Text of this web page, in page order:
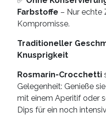
Farbstoffe – Nur echte
Kompromisse.
Traditioneller
Knusprigkeit
Rosmarin-Crocchetti
Gelegenheit: Genieße
mit einem Aperitif oder
Dips für ein noch